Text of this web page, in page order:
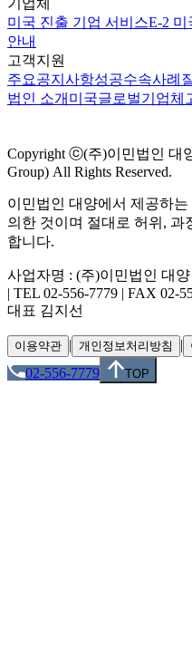
미국 진출 기업 서비스E-2 미
안내
고객지원
주요공지사항성공수속사례
법인 소개 미국글로벌기업체
Copyright ⓒ(주)이민법인 대
Group) All Rights Reserved.
이민법인 대양에서 제공하
의한 것이며 절대로 허위, 과
합니다.
사업자명 : (주)이민법인 대
| TEL 02-556-7779 | FAX 02-
대표 김지선
이용약관 | 개인정보처리방침 |
02-556-7779
TOP